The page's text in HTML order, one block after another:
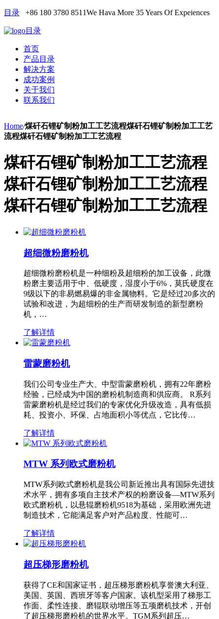
目录 +86 180 3780 8511We Hava More 35 Years Of Expeiences
目录
首页
产品目录
解决方案
成功案例
关于我们
联系我们
Home/煤矸石锂矿制粉加工工艺流程煤矸石锂矿制粉加工工艺
流程煤矸石锂矿制粉加工工艺流程
煤矸石锂矿制粉加工工艺流程
煤矸石锂矿制粉加工工艺流程
煤矸石锂矿制粉加工工艺流程
超细微粉磨粉机
超细微粉磨粉机是一种细粉及超细粉的加工设备，此微
粉磨主要适用于中、低硬度，湿度小于6%，莫氏硬度在
9级以下的非易燃易爆的非金属物料。它是经过20多次的
试验和改进，为超细粉的生产而研发制造的新型磨粉
机，…
了解详情
雷蒙磨粉机
我们公司专业生产大、中型雷蒙磨粉机，拥有22年磨粉
经验，已经成为中国的磨粉机制造商和供应商。 R系列
雷蒙磨粉机是经过我们的专家优化升级改造，具有低损
耗、投资小、环保、占地面积小等优点，它比传…
了解详情
MTW 系列欧式磨粉机
MTW系列欧式磨粉机是我公司新近推出具有国际先进技
术水平，拥有多项自主技术产权的粉磨设备—MTW系列
欧式磨粉机，以悬辊磨粉机9518为基础，采用欧洲先进
制造技术，它能满足客户对产品粒度、性能可…
了解详情
超压梯形磨粉机
获得了CE和国家证书，超压梯形磨粉机享誉澳大利亚、
美国、英国、西班牙等客户国家。该机型采用了梯形工
作面、柔性连接、磨辊联动增压等五项磨机技术，开创
了超压梯形磨粉机的世界水平。TGM系列超压…